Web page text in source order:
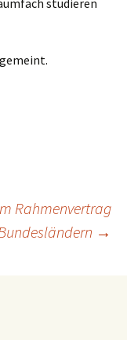
studieren
Rahmenvertrag
→